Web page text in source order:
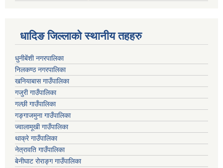
धादिङ जिल्लाकाे स्थानीय तहहरु
धुनीबेंशी नगरपालिका
निलकण्ठ नगरपालिका
खनियाबास गाउँपालिका
गजुरी गाउँपालिका
गल्छी गाउँपालिका
गङ्गाजमुना गाउँपालिका
ज्वालामूखी गाउँपालिका
थाक्रे गाउँपालिका
नेत्रावति गाउँपालिका
बेनीघाट रोराङ्ग गाउँपालिका